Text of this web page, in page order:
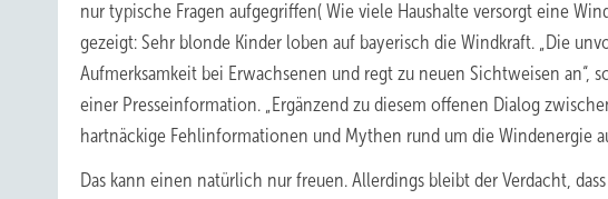
nur typische Fragen aufgegriffen( Wie viele Haushalte versorgt eine
gezeigt: Sehr blonde Kinder loben auf bayerisch die Windkraft. „Die
Aufmerksamkeit bei Erwachsenen und regt zu neuen Sichtweisen an“,
einer Presseinformation. „Ergänzend zu diesem offenen Dialog
hartnäckige Fehlinformationen und Mythen rund um die Windenergie
Das kann einen natürlich nur freuen. Allerdings bleibt der Verdacht,